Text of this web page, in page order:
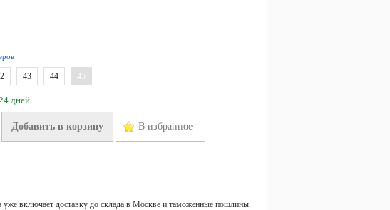
43 44 45
дней
Добавить в корзину В избранное
уже включает доставку до склада в Москве и таможенные пошлины.